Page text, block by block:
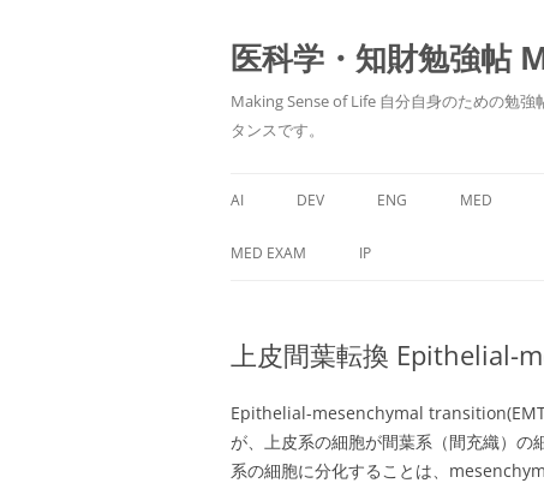
医科学・知財勉強帖
Making Sense of Life 自分自身のための勉
タンスです。
AI DEV ENG MED
MED EXAM IP
上皮間葉転換 Epithelial-
Epithelial-mesenchymal
が、上皮系の細胞が間葉系（間充織）の
系の細胞に分化することは、